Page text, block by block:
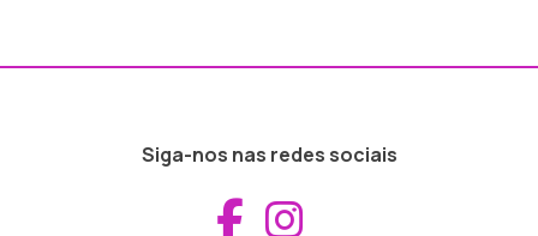
Siga-nos nas redes sociais
Aceder ao